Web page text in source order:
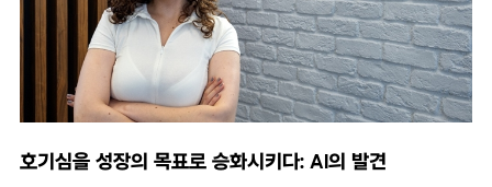
호기심을 성장의 목표로 승화시키다: AI의 발견